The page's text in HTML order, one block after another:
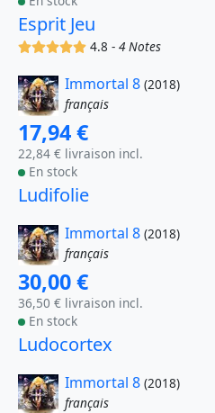
Esprit Jeu
(x)(x)(x)(x)(x)4.8 -4 Notes
Immortal 8 (2018)
français
17,94 €
22,84 € livraison incl.
En stock
Ludifolie
Immortal 8 (2018)
français
30,00 €
36,50 € livraison incl.
En stock
Ludocortex
Immortal 8 (2018)
français